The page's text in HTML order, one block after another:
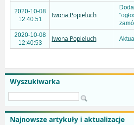
Wyszukiwarka
Najnowsze artykuły i aktualizacje
2020-10-08
12:40:51
Iwona Popieluch
2020-10-08
12:40:53
Iwona Popieluch